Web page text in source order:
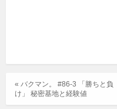
« バクマン。 #86-3 「勝ちと負
け」 秘密基地と経験値